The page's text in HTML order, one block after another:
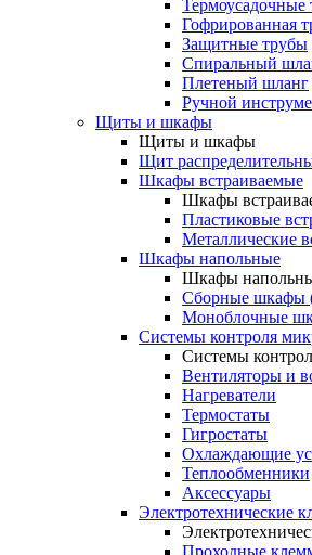
Термоусадочные
Гофрированная
Защитные трубы
Спиральный
Плетеный шланг
Ручной
Щиты и шкафы
Щиты и шкафы
Щит
Шкафы встраиваемые
Шкафы
Пластиковые
Металлические
Шкафы напольные
Шкафы
Сборные шкафы
Моноблочные
Системы контроля
Системы
Вентиляторы и
Нагреватели
Термостаты
Гигростаты
Охлаждающие
Теплообменники
Аксессуары
Электротехнические
Проходные